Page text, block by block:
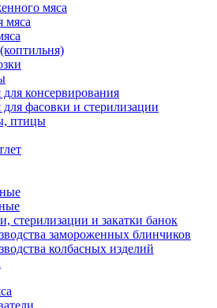
мяса
мяса
консервирования
фасовки и стерилизации
птицы
стерилизации и закатки банок
замороженных блинчиков
колбасных изделий